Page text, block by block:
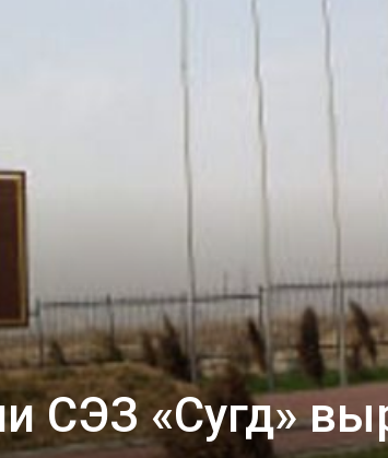
СЭЗ «Сугд»